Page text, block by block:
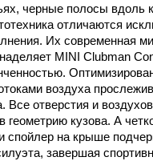
черные полосы вдоль
отличаются
Их современная
MINI Clubman
воздуха
Все отверстия и
геометрию кузова. А
спойлер на крыше
завершая